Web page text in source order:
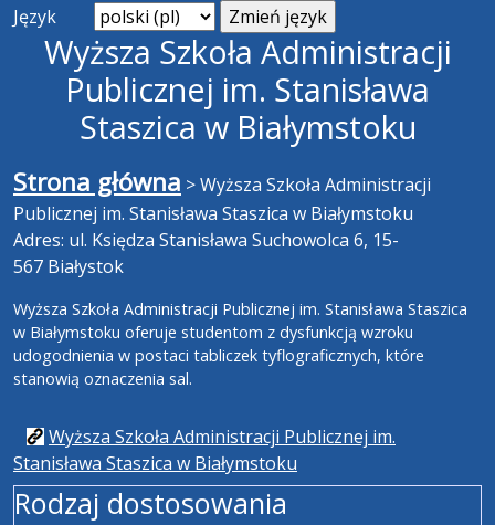
Język
Wyższa Szkoła Administracji
Publicznej im. Stanisława
Staszica w Białymstoku
Strona główna >Wyższa Szkoła Administracji
Publicznej im. Stanisława Staszica w Białymstoku
Adres: ul. Księdza Stanisława Suchowolca 6, 15-
567 Białystok
Wyższa Szkoła Administracji Publicznej im. Stanisława Staszica
w Białymstoku oferuje studentom z dysfunkcją wzroku
udogodnienia w postaci tabliczek tyflograficznych, które
stanowią oznaczenia sal.
Wyższa Szkoła Administracji Publicznej im.
Stanisława Staszica w Białymstoku
Rodzaj dostosowania